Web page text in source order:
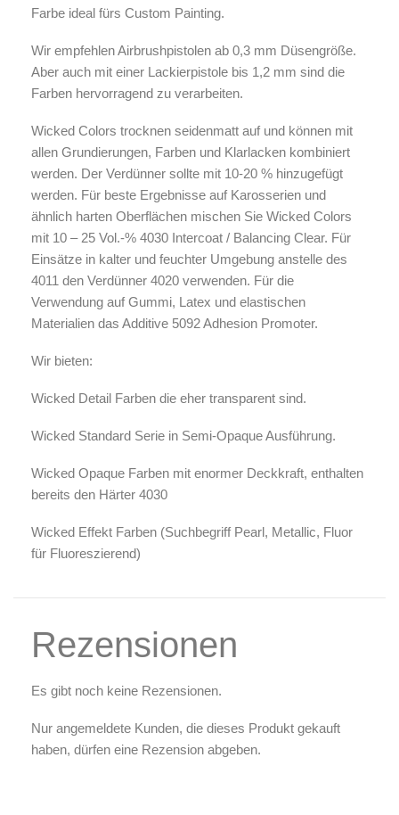
Farbe ideal fürs Custom Painting.
Wir empfehlen Airbrushpistolen ab 0,3 mm Düsengröße.
Aber auch mit einer Lackierpistole bis 1,2 mm sind die
Farben hervorragend zu verarbeiten.
Wicked Colors trocknen seidenmatt auf und können mit
allen Grundierungen, Farben und Klarlacken kombiniert
werden. Der Verdünner sollte mit 10-20 % hinzugefügt
werden. Für beste Ergebnisse auf Karosserien und
ähnlich harten Oberflächen mischen Sie Wicked Colors
mit 10 – 25 Vol.-% 4030 Intercoat / Balancing Clear. Für
Einsätze in kalter und feuchter Umgebung anstelle des
4011 den Verdünner 4020 verwenden. Für die
Verwendung auf Gummi, Latex und elastischen
Materialien das Additive 5092 Adhesion Promoter.
Wir bieten:
Wicked Detail Farben die eher transparent sind.
Wicked Standard Serie in Semi-Opaque Ausführung.
Wicked Opaque Farben mit enormer Deckkraft, enthalten
bereits den Härter 4030
Wicked Effekt Farben (Suchbegriff Pearl, Metallic, Fluor
für Fluoreszierend)
Rezensionen
Es gibt noch keine Rezensionen.
Nur angemeldete Kunden, die dieses Produkt gekauft
haben, dürfen eine Rezension abgeben.